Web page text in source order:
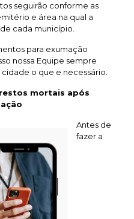
seguirão conforme as
e área na qual a
cada município.
para exumação
nossa Equipe sempre
o que e necessário.
mortais após
Antes de
fazer a